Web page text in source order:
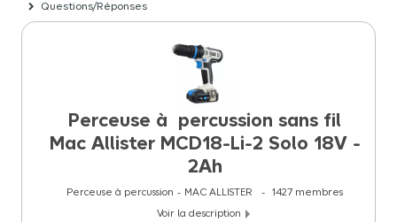
Questions/Réponses
Perceuse à percussion sans fil
Mac Allister MCD18-Li-2 Solo 18V -
2Ah
Perceuse à percussion MAC ALLISTER 1427 membres
Voir la description